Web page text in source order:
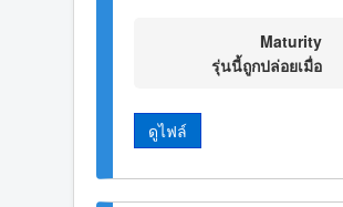
Maturity
รุ่นนี้ถูกปล่อยเมื่อ
ดูไฟล์